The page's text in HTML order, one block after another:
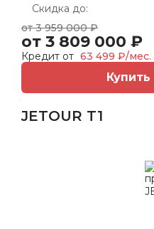
Скидка до:
от 3 959 000 ₽
от 3 809 000 ₽
Кредит от 63 499 ₽/мес.
JETOUR T1